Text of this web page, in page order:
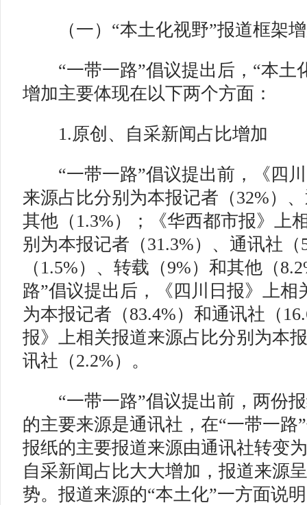
（一）“本土化视野”报道框架
“一带一路”倡议提出后，“本土
增加主要体现在以下两个方面：
1.原创、自采新闻占比增加
“一带一路”倡议提出前，《四川
来源占比分别为本报记者（32%）
其他（1.3%）；《华西都市报》上
别为本报记者（31.3%）、通讯社
（1.5%）、转载（9%）和其他（
路”倡议提出后，《四川日报》上相
为本报记者（83.4%）和通讯社（
报》上相关报道来源占比分别为本
讯社（2.2%）。
“一带一路”倡议提出前，两份报
的主要来源是通讯社，在“一带一路
报纸的主要报道来源由通讯社转变
自采新闻占比大大增加，报道来源
势。报道来源的“本土化”一方面说